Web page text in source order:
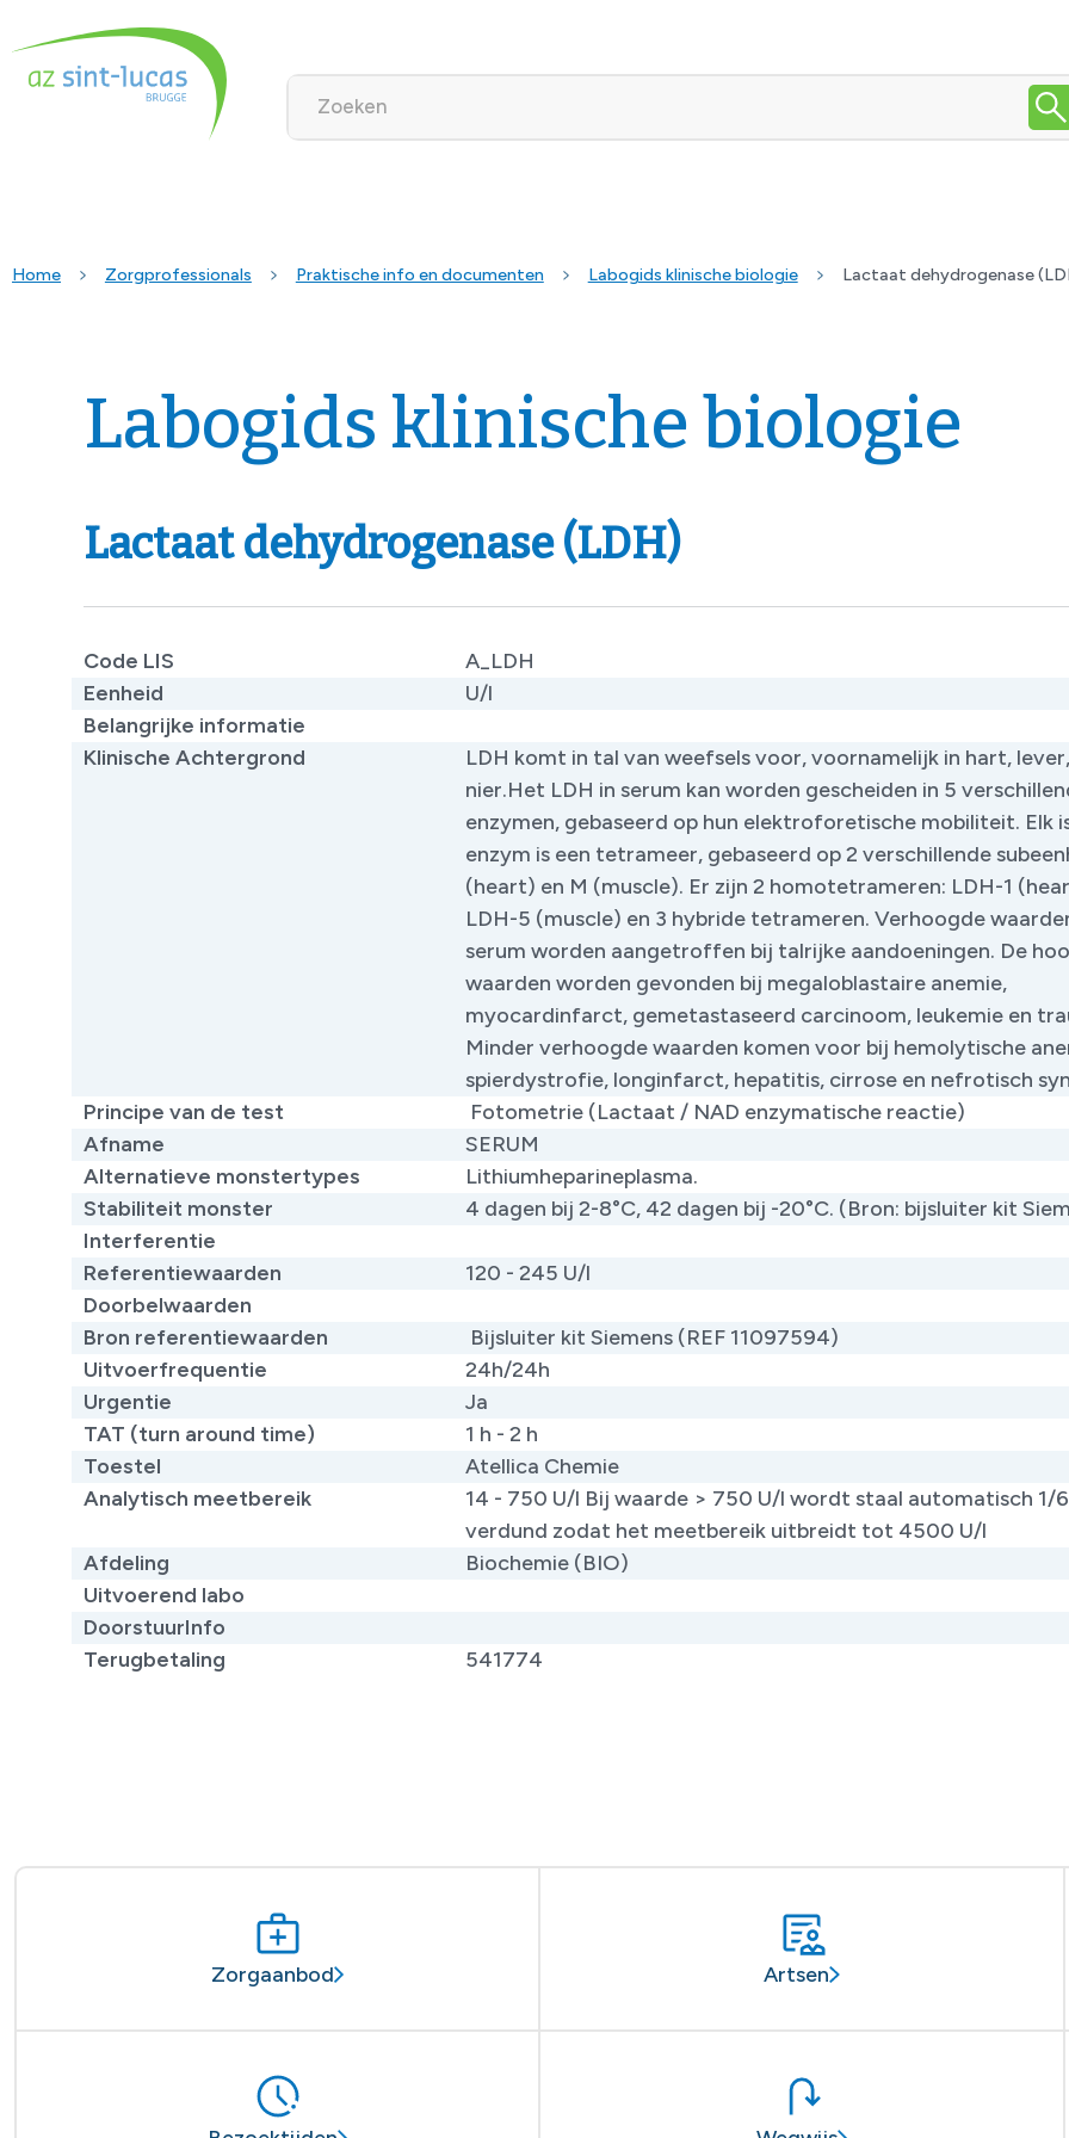
Home Zorgprofessionals Praktische info en documenten Labogids klinische biologie Lactaat dehydrogenase
Labogids klinische biologie
Lactaat dehydrogenase (LDH)
Code LIS
A_LDH
Eenheid
U/l
Belangrijke informatie
Klinische Achtergrond
LDH komt in tal van weefsels voor, voornamelijk in hart,
nier.Het LDH in serum kan worden gescheiden in 5
enzymen, gebaseerd op hun elektroforetische mobiliteit. Elk
enzym is een tetrameer, gebaseerd op 2 verschillende
(heart) en M (muscle). Er zijn 2 homotetrameren: LDH-1
LDH-5 (muscle) en 3 hybride tetrameren. Verhoogde
serum worden aangetroffen bij talrijke aandoeningen. De
waarden worden gevonden bij megaloblastaire anemie,
myocardinfarct, gemetastaseerd carcinoom, leukemie en
Minder verhoogde waarden komen voor bij hemolytische
spierdystrofie, longinfarct, hepatitis, cirrose en nefrotisch
Principe van de test
Fotometrie (Lactaat / NAD enzymatische reactie)
Afname
SERUM
Alternatieve monstertypes
Lithiumheparineplasma.
Stabiliteit monster
4 dagen bij 2-8°C, 42 dagen bij -20°C. (Bron: bijsluiter kit
Interferentie
Referentiewaarden
120 - 245 U/l
Doorbelwaarden
Bron referentiewaarden
Bijsluiter kit Siemens (​REF 11097594) ​
Uitvoerfrequentie
24h/24h
Urgentie
Ja
TAT (turn around time)
1 h - 2 h
Toestel
Atellica Chemie
Analytisch meetbereik
14 - 750 U/l Bij waarde > 750 U/l wordt staal automatisch 1/6
verdund zodat het meetbereik uitbreidt tot 4500 U/l
Afdeling
Biochemie (BIO)
Uitvoerend labo
DoorstuurInfo
Terugbetaling
541774
Zorgaanbod Artsen